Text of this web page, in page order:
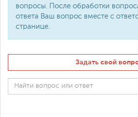
вопросы. После обработки
ответа Ваш вопрос вместе с
странице.
Задать свой